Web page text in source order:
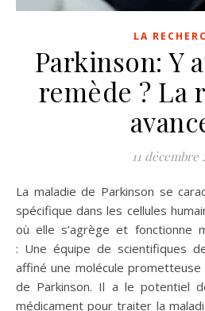
LA
Parkinson: Y
remède ? La
11 décembre
La maladie de Parkinson se caractérise par une protéine
spécifique dans les cellules
où elle s’agrège et fonctionne
: Une équipe de scientifiques
affiné une molécule
de Parkinson. Il a le potentiel
médicament pour traiter la